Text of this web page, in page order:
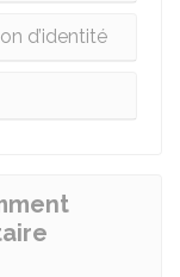
d’identité